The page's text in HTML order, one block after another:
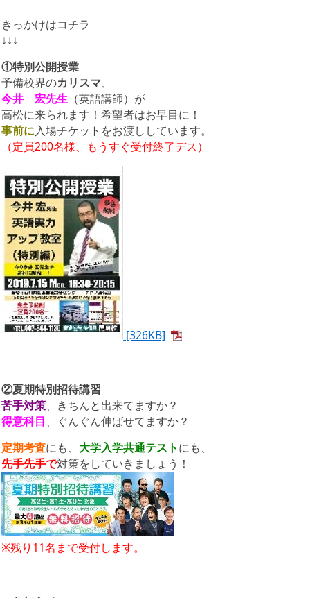
きっかけはコチラ
↓↓↓
①特別公開授業
予備校界のカリスマ、
今井 宏先生 （英語講師）が
高松に来られます！希望者はお早目に！
事前に入場チケットをお渡ししています。
（定員200名様、もうすぐ受付終了デス）
[326KB]
②夏期特別招待講習
苦手対策、きちんと出来てますか？
得意科目、ぐんぐん伸ばせてますか？
定期考査にも、 大学入学共通テストにも、
先手先手で対策をしていきましょう！
※残り11名まで受付します。